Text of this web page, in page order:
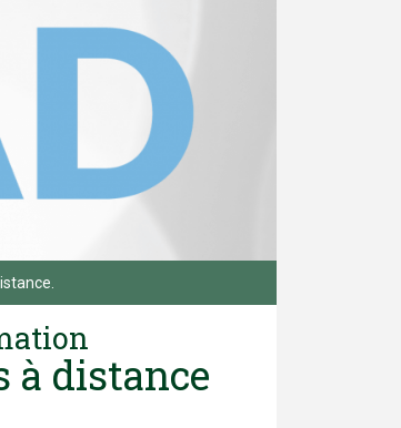
à distance